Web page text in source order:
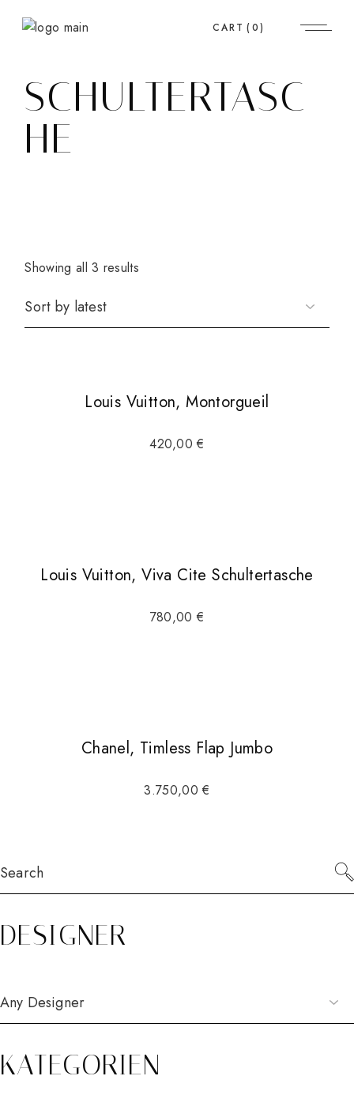
CART (0)
SCHULTERTASC
HE
Showing all 3 results
Louis Vuitton, Montorgueil
420,00€
Louis Vuitton, Viva Cite Schultertasche
780,00€
Chanel, Timless Flap Jumbo
3.750,00€
for:
DESIGNER
KATEGORIEN